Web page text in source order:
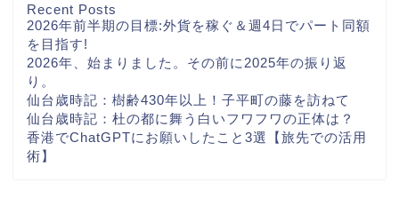
Recent Posts
2026年前半期の目標:外貨を稼ぐ＆週4日でパート同額
を目指す!
2026年、始まりました。その前に2025年の振り返
り。
仙台歳時記：樹齢430年以上！子平町の藤を訪ねて
仙台歳時記：杜の都に舞う白いフワフワの正体は？
香港でChatGPTにお願いしたこと3選【旅先での活用
術】